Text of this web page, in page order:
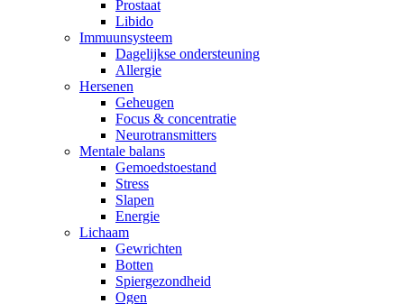
Prostaat
Libido
Immuunsysteem
Dagelijkse ondersteuning
Allergie
Hersenen
Geheugen
Focus & concentratie
Neurotransmitters
Mentale balans
Gemoedstoestand
Stress
Slapen
Energie
Lichaam
Gewrichten
Botten
Spiergezondheid
Ogen